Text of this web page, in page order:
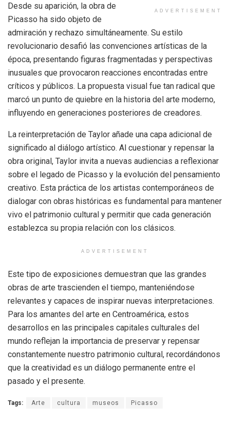
ADVERTISEMENT
Desde su aparición, la obra de
Picasso ha sido objeto de
admiración y rechazo simultáneamente. Su estilo
revolucionario desafió las convenciones artísticas de la
época, presentando figuras fragmentadas y perspectivas
inusuales que provocaron reacciones encontradas entre
críticos y públicos. La propuesta visual fue tan radical que
marcó un punto de quiebre en la historia del arte moderno,
influyendo en generaciones posteriores de creadores.
La reinterpretación de Taylor añade una capa adicional de
significado al diálogo artístico. Al cuestionar y repensar la
obra original, Taylor invita a nuevas audiencias a reflexionar
sobre el legado de Picasso y la evolución del pensamiento
creativo. Esta práctica de los artistas contemporáneos de
dialogar con obras históricas es fundamental para mantener
vivo el patrimonio cultural y permitir que cada generación
establezca su propia relación con los clásicos.
ADVERTISEMENT
Este tipo de exposiciones demuestran que las grandes
obras de arte trascienden el tiempo, manteniéndose
relevantes y capaces de inspirar nuevas interpretaciones.
Para los amantes del arte en Centroamérica, estos
desarrollos en las principales capitales culturales del
mundo reflejan la importancia de preservar y repensar
constantemente nuestro patrimonio cultural, recordándonos
que la creatividad es un diálogo permanente entre el
pasado y el presente.
Tags: Arte cultura museos Picasso